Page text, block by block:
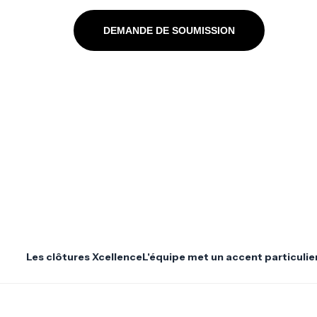
DEMANDE DE SOUMISSION
Les clôtures XcellenceL'équipe met un accent